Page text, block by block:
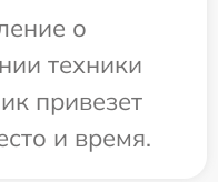
о
техники
привезет
и время.